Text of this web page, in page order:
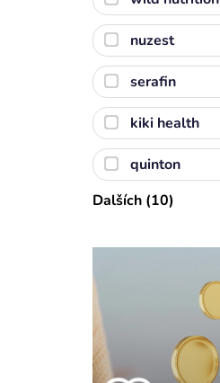
nuzest
serafin
kiki health
quinton
Dalších (10)